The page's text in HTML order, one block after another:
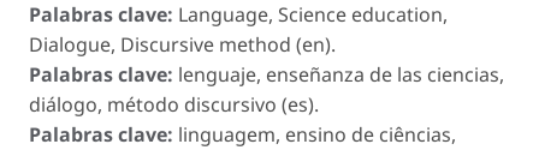
Palabras clave: Language, Science education,
Dialogue, Discursive method (en).
Palabras clave: lenguaje, enseñanza de las ciencias,
diálogo, método discursivo (es).
Palabras clave: linguagem, ensino de ciências,